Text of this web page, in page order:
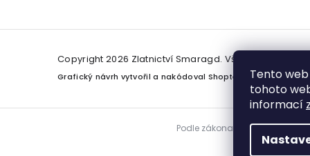
Tento
tohoto
informací
Copyright 2026 Zlatnictví Smaragd. Všechna práva
Grafický návrh vytvořil a nakódoval Shoptetak.cz
Podle zákona o evidenci tržeb